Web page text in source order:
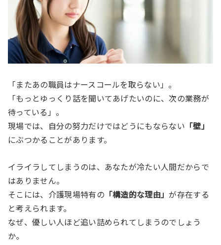
「またあの職員はナースコールを取らない」。
「もっとゆっくり話を聞いてあげたいのに、次の業務が
待っている」。
現場では、自分の努力だけではどうにもならない 「壁」
にぶつかることがあります。
イライラしてしまうのは、あなたが冷たい人間だからで
はありません。
そこには、介護現場特有の 「構造的な理由」が存在する
と考えられます。
なぜ、優しい人ほど追い詰められてしまうのでしょう
か。